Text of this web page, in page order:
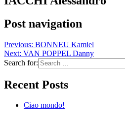
Post navigation
Previous: BONNEU Kamiel
Next: VAN POPPEL Danny
Search for:
Recent Posts
Ciao mondo!